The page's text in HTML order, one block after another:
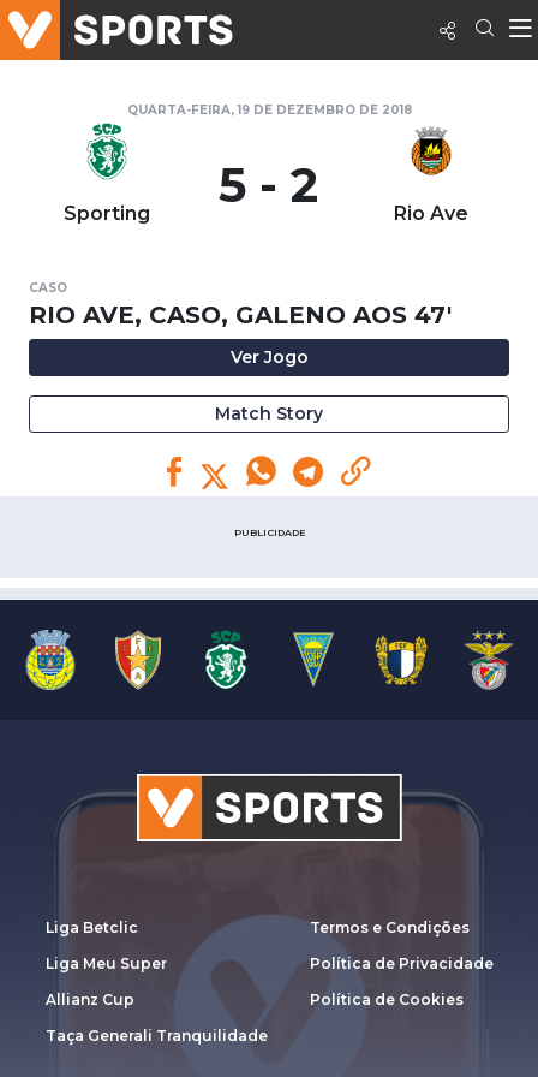
QUARTA-FEIRA, 19 DE DEZEMBRO DE 2018
Sporting 5 - 2 Rio Ave
CASO
RIO AVE, CASO, GALENO AOS 47'
Ver Jogo
Match Story
PUBLICIDADE
Liga Betclic
Liga Meu Super
Allianz Cup
Taça Generali Tranquilidade
Termos e Condições
Política de Privacidade
Política de Cookies